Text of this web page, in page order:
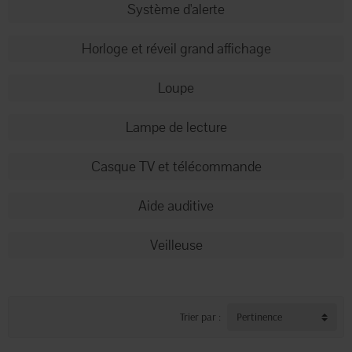
Système d'alerte
Horloge et réveil grand affichage
Loupe
Lampe de lecture
Casque TV et télécommande
Aide auditive
Veilleuse
Trier par : Pertinence